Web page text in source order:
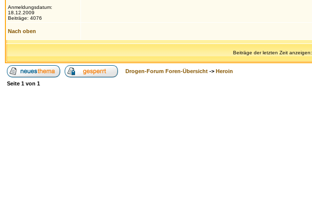
Anmeldungsdatum:
18.12.2009
Beiträge: 4076
Nach oben
Beiträge der letzten Zeit anzeigen:
Drogen-Forum Foren-Übersicht -> Heroin
Seite 1 von 1